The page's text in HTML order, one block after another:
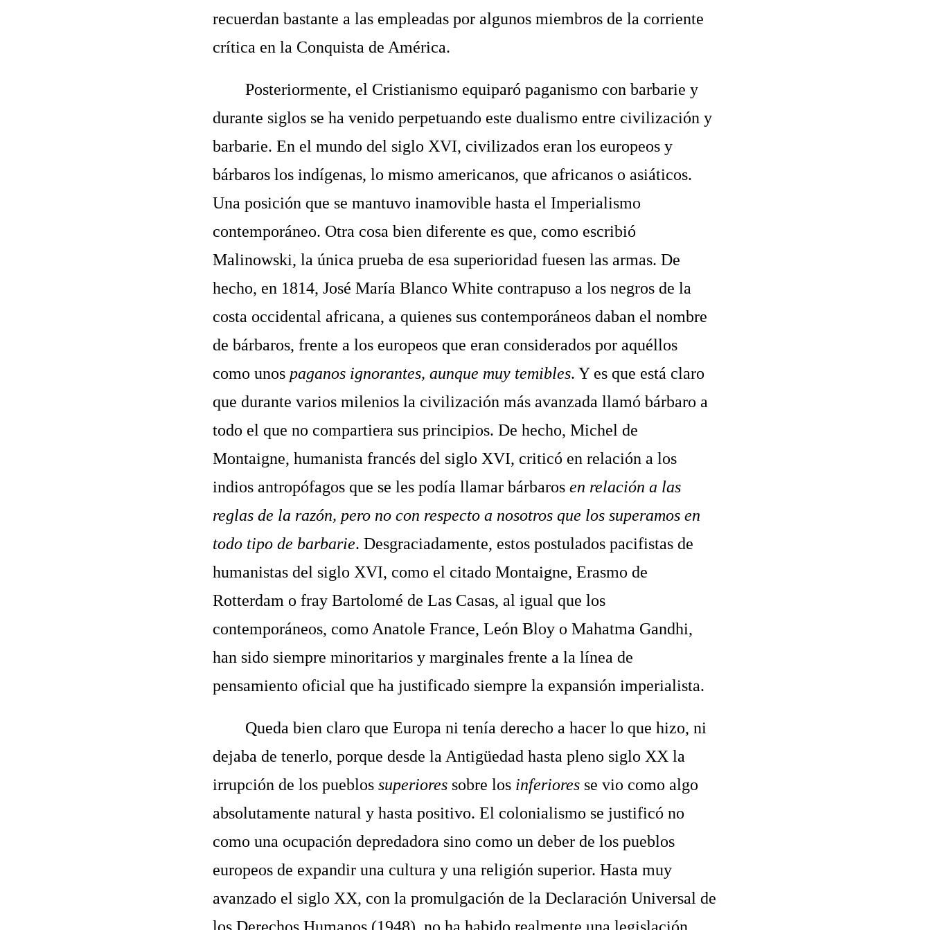
recuerdan bastante a las empleadas por algunos miembros de la corriente
crítica en la Conquista de América.
Posteriormente, el Cristianismo equiparó paganismo con barbarie y
durante siglos se ha venido perpetuando este dualismo entre civilización y
barbarie. En el mundo del siglo XVI, civilizados eran los europeos y
bárbaros los indígenas, lo mismo americanos, que africanos o asiáticos.
Una posición que se mantuvo inamovible hasta el Imperialismo
contemporáneo. Otra cosa bien diferente es que, como escribió
Malinowski, la única prueba de esa superioridad fuesen las armas. De
hecho, en 1814, José María Blanco White contrapuso a los negros de la
costa occidental africana, a quienes sus contemporáneos daban el nombre
de bárbaros, frente a los europeos que eran considerados por aquéllos
como unos paganos ignorantes, aunque muy temibles. Y es que está claro
que durante varios milenios la civilización más avanzada llamó bárbaro a
todo el que no compartiera sus principios. De hecho, Michel de
Montaigne, humanista francés del siglo XVI, criticó en relación a los
indios antropófagos que se les podía llamar bárbaros en relación a las
reglas de la razón, pero no con respecto a nosotros que los superamos en
todo tipo de barbarie. Desgraciadamente, estos postulados pacifistas de
humanistas del siglo XVI, como el citado Montaigne, Erasmo de
Rotterdam o fray Bartolomé de Las Casas, al igual que los
contemporáneos, como Anatole France, León Bloy o Mahatma Gandhi,
han sido siempre minoritarios y marginales frente a la línea de
pensamiento oficial que ha justificado siempre la expansión imperialista.
Queda bien claro que Europa ni tenía derecho a hacer lo que hizo, ni
dejaba de tenerlo, porque desde la Antigüedad hasta pleno siglo XX la
irrupción de los pueblos superiores sobre los inferiores se vio como algo
absolutamente natural y hasta positivo. El colonialismo se justificó no
como una ocupación depredadora sino como un deber de los pueblos
europeos de expandir una cultura y una religión superior. Hasta muy
avanzado el siglo XX, con la promulgación de la Declaración Universal de
los Derechos Humanos (1948), no ha habido realmente una legislación